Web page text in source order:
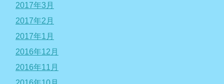
2017年3月
2017年2月
2017年1月
2016年12月
2016年11月